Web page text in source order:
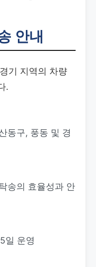
안내
기 지역의 차량
.
동구, 풍동 및 경
송의 효율성과 안
일 운영